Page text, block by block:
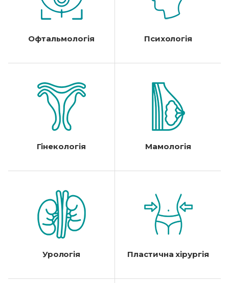
Офтальмологія Психологія
Гінекологія Мамологія
Урологія Пластична хірургія